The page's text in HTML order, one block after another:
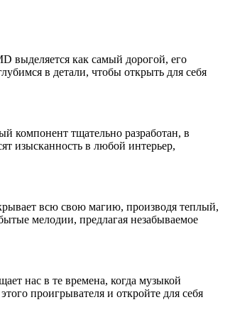
выделяется как самый дорогой, его
в детали, чтобы открыть для себя
компонент тщательно разработан, в
изысканность в любой интерьер,
всю свою магию, производя теплый,
мелодии, предлагая незабываемое
нас в те времена, когда музыкой
проигрывателя и откройте для себя